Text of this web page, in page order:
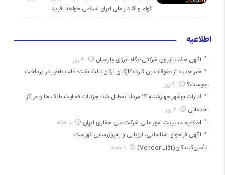
قوام و اقتدار ملی ایران اسلامی خواهد آفرید
اطلاعیه
آگهی جذب نیروی شرکتی-پگاه انرژی پارسیان
خبر جدید از معوقات بن کارت کارکنان ارکان ثالث نفت؛ علت تأخیر در پرداخت
چیست؟
ادارات بوشهر چهارشنبه ۱۴ مرداد تعطیل شد؛ جزئیات فعالیت بانک ها و مراکز
خدماتی
اطلاعیه مدیریت امور مالی شرکت ملی حفاری ایران
آگهی فراخوان شناسایی، ارزیابی و به‌روزرسانی فهرست
تأمین‌کنندگان(Vendor List)